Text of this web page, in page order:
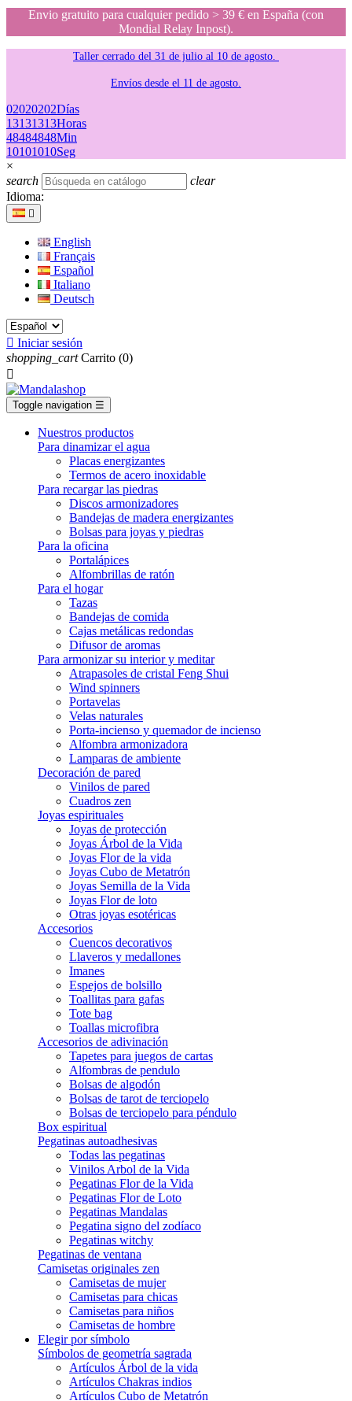
Envio gratuito para cualquier pedido > 39 € en España (con
Mondial Relay Inpost).
Taller cerrado del 31 de julio al 10 de agosto.
Envíos desde el 11 de agosto.
02020202Días
13131313Horas
48484848Min
10101010Seg
×
search
clear
Idioma:

English
Français
Español
Italiano
Deutsch
 Iniciar sesión
shopping_cart Carrito (0)

Toggle navigation ☰
Nuestros productos
Para dinamizar el agua
Placas energizantes
Termos de acero inoxidable
Para recargar las piedras
Discos armonizadores
Bandejas de madera energizantes
Bolsas para joyas y piedras
Para la oficina
Portalápices
Alfombrillas de ratón
Para el hogar
Tazas
Bandejas de comida
Cajas metálicas redondas
Difusor de aromas
Para armonizar su interior y meditar
Atrapasoles de cristal Feng Shui
Wind spinners
Portavelas
Velas naturales
Porta-incienso y quemador de incienso
Alfombra armonizadora
Lamparas de ambiente
Decoración de pared
Vinilos de pared
Cuadros zen
Joyas espirituales
Joyas de protección
Joyas Árbol de la Vida
Joyas Flor de la vida
Joyas Cubo de Metatrón
Joyas Semilla de la Vida
Joyas Flor de loto
Otras joyas esotéricas
Accesorios
Cuencos decorativos
Llaveros y medallones
Imanes
Espejos de bolsillo
Toallitas para gafas
Tote bag
Toallas microfibra
Accesorios de adivinación
Tapetes para juegos de cartas
Alfombras de pendulo
Bolsas de algodón
Bolsas de tarot de terciopelo
Bolsas de terciopelo para péndulo
Box espiritual
Pegatinas autoadhesivas
Todas las pegatinas
Vinilos Arbol de la Vida
Pegatinas Flor de la Vida
Pegatinas Flor de Loto
Pegatinas Mandalas
Pegatina signo del zodíaco
Pegatinas witchy
Pegatinas de ventana
Camisetas originales zen
Camisetas de mujer
Camisetas para chicas
Camisetas para niños
Camisetas de hombre
Elegir por símbolo
Símbolos de geometría sagrada
Artículos Árbol de la vida
Artículos Chakras indios
Artículos Cubo de Metatrón